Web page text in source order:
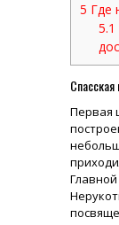
5 Где
5.1
Первая